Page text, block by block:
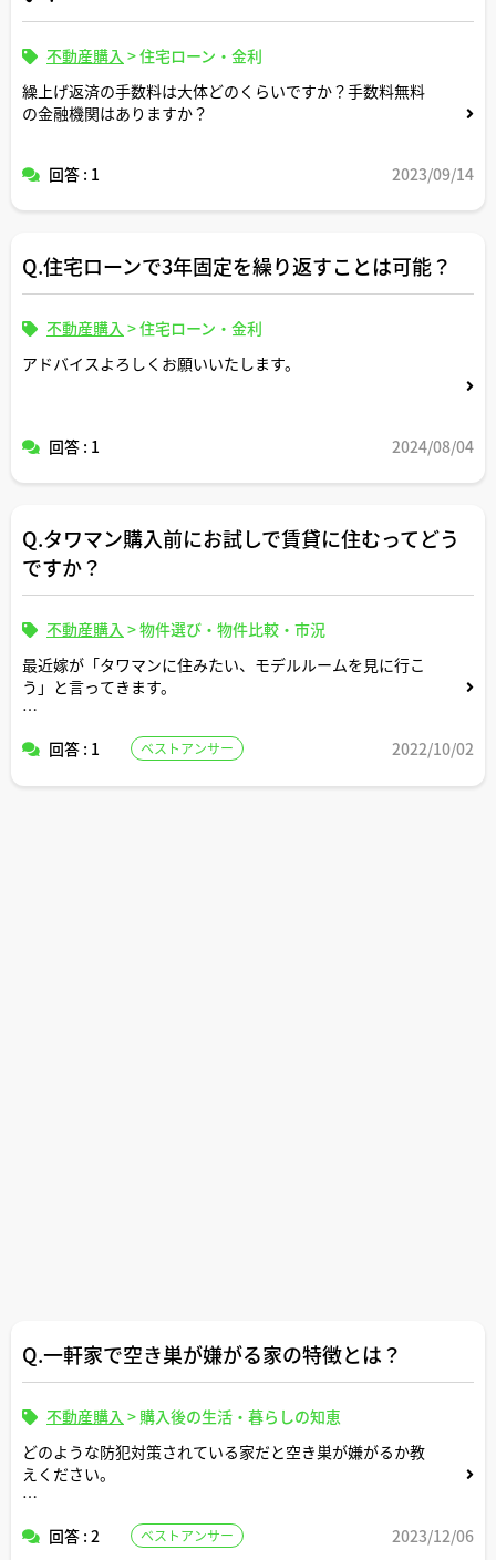
不動産購入 >住宅ローン・金利
繰上げ返済の手数料は大体どのくらいですか？手数料無料
の金融機関はありますか？
回答 : 1 2023/09/14
Q.住宅ローンで3年固定を繰り返すことは可能？
不動産購入 >住宅ローン・金利
アドバイスよろしくお願いいたします。
回答 : 1 2024/08/04
Q.タワマン購入前にお試しで賃貸に住むってどう
ですか？
不動産購入 >物件選び・物件比較・市況
最近嫁が「タワマンに住みたい、モデルルームを見に行こ
う」と言ってきます。
しないためにも、
回答 : 1 ベストアンサー 2022/10/02
Q.一軒家で空き巣が嫌がる家の特徴とは？
不動産購入 > 購入後の生活・暮らしの知恵
どのような防犯対策されている家だと空き巣が嫌がるか教
えください。
紹介いただけますと嬉しいです。
回答 : 2 ベストアンサー 2023/12/06